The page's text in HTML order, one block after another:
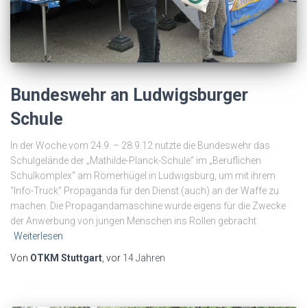
Bundeswehr an Ludwigsburger
Schule
In der Woche vom 24.9. – 28.9.12 nutzte die Bundeswehr das
Schulgelände der „Mathilde-Planck-Schule“ im „Beruflichen
Schulkomplex“ am Römerhügel in Ludwigsburg, um mit ihrem
“Info-Truck” Propaganda für den Dienst (auch) an der Waffe zu
machen. Die Propagandamaschine wurde eigens für die Zwecke
der Anwerbung von jungen Menschen ins Rollen gebracht.
Weiterlesen
Von OTKM Stuttgart, vor 14 Jahren